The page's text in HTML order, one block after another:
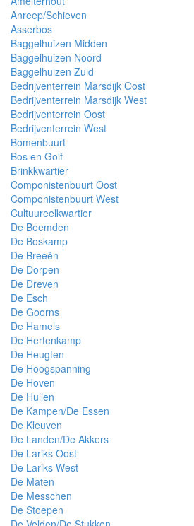
Anreep/Schieven
Asserbos
Baggelhuizen Midden
Baggelhuizen Noord
Baggelhuizen Zuid
Bedrijventerrein Marsdijk Oost
Bedrijventerrein Marsdijk West
Bedrijventerrein Oost
Bedrijventerrein West
Bomenbuurt
Bos en Golf
Brinkkwartier
Componistenbuurt Oost
Componistenbuurt West
Cultuureelkwartier
De Beemden
De Boskamp
De Breeën
De Dorpen
De Dreven
De Esch
De Goorns
De Hamels
De Hertenkamp
De Heugten
De Hoogspanning
De Hoven
De Hullen
De Kampen/De Essen
De Kleuven
De Landen/De Akkers
De Lariks Oost
De Lariks West
De Maten
De Messchen
De Stoepen